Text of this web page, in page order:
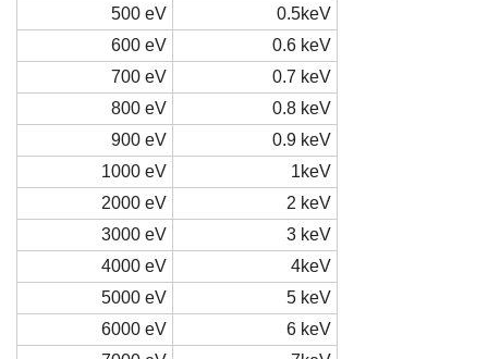
500 eV
0.5keV
600 eV
0.6 keV
700 eV
0.7 keV
800 eV
0.8 keV
900 eV
0.9 keV
1000 eV
1keV
2000 eV
2 keV
3000 eV
3 keV
4000 eV
4keV
5000 eV
5 keV
6000 eV
6 keV